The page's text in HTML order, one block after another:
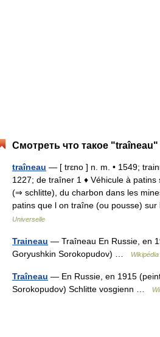
Смотреть что такое
traîneau — [ trɛno ] n. m. • 1549;
1227; de traîner 1 ♦ Véhicule à
(⇒ schlitte), du charbon dans les
patins que l on traîne (ou pousse)
Universelle
Traineau — Traîneau En Russie, en
Goryushkin Sorokopudov) …
Traîneau — En Russie, en 1915
Sorokopudov) Schlitte vosgienn …